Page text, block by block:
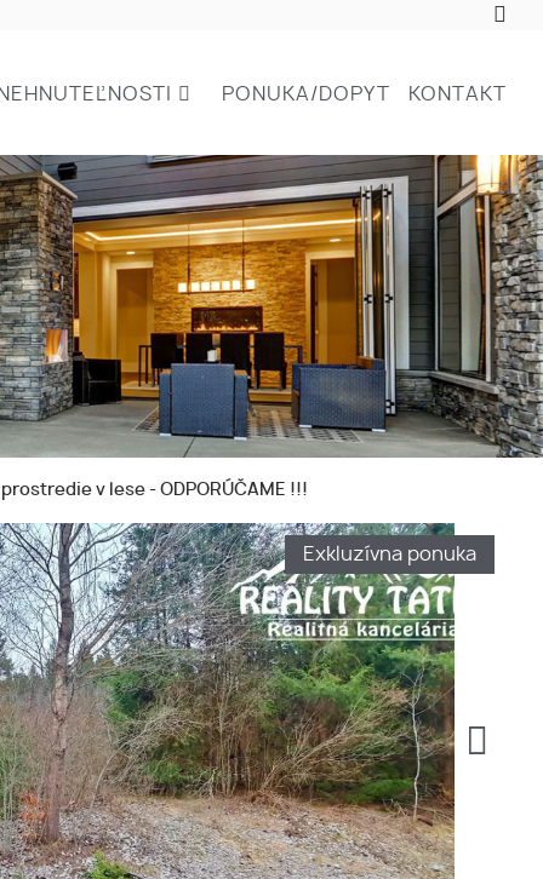
PONUKA/DOPYT KONTAKT
v lese - ODPORÚČAME !!!
Exkluzívna ponuka